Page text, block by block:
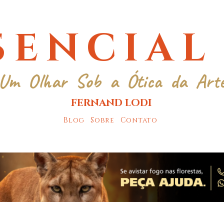
Olhar Sob a Ótica da
FERNAND LODI
Blog Sobre Contato